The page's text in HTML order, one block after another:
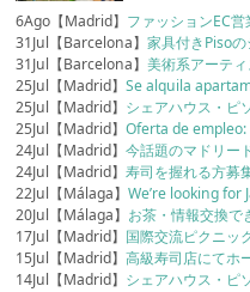
6Ago【Madrid】 ファッションEC
31Jul【Barcelona】家具付きPiso
31Jul【Barcelona】美術系アーテ
25Jul【Madrid】Se alquila
25Jul【Madrid】 シェアハウス・ピ
25Jul【Madrid】Oferta de
24Jul【Madrid】今話題のマドリー
24Jul【Madrid】寿司を握れる方募
22Jul【Málaga】We’re looking for
20Jul【Málaga】 お茶・情報交換で
17Jul【Madrid】 国際交流ピクニッ
15Jul【Madrid】高級寿司店にてホ
14Jul【Madrid】 シェアハウス・ピ